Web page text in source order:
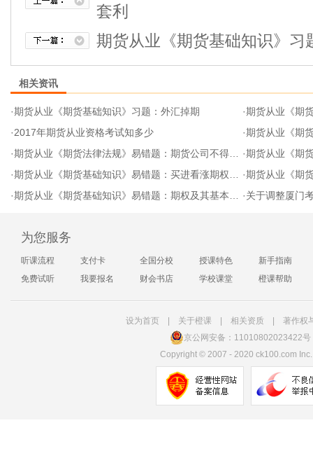
套利
期货从业《期货基础知识》习
相关资讯
·期货从业《期货基础知识》习题：外汇掉期 ·期货从业《期货
·2017年期货从业资格考试知多少 ·期货从业《期
·期货从业《期货法律法规》易错题：期货公司不得任用 ·期货从业《期
·期货从业《期货基础知识》易错题：买进看涨期权的内容 ·期货从业《期
·期货从业《期货基础知识》易错题：期权及其基本要素 ·关于调整厦门
为您服务
听课流程 支付卡 全国分校 授课特色
新手指南
免费试听
我要报名 财会书店 学校课堂 橙课帮助
设为首页| 关于橙课| 相关资质
著作权
京公网安备：11010802023422号
Copyright ©2007 - 2020 ck100.com